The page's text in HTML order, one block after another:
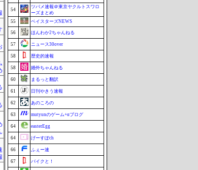
54
ツバメ速報＠東京ヤクルトスワロ
ーズまとめ
55
ベイスターズNEWS
56 ほんわか2ちゃんねる
57 ニュース30over
58 歴史的速報
58 婚外ちゃんねる
60 まるっと翻訳
61 日刊やきう速報
62 あのころの
63 mutyunのゲーム+αブログ
64 easterEgg
64 げーすぽch
66 ふぇー速
67 バイクと！